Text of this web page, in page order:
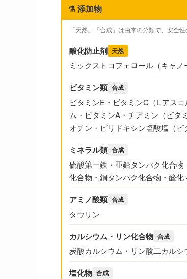
⚗️添加物
「天然」「合成」は由来の分類で、安全
酸化防止剤 天然
ミックストコフェロール（キャ
ビタミン類 合成
ビタミンE・ビタミンC（L-アス
ム・ビタミンA・チアミン（ビタ
オチン・ピリドキシン塩酸塩（
ミネラル類 合成
硫酸第一鉄・亜鉛タンパク化合
化合物・銅タンパク化合物・酸
アミノ酸類 合成
タウリン
カルシウム・リン化合物 合成
炭酸カルシウム・リン酸二カルシ
塩化物 合成